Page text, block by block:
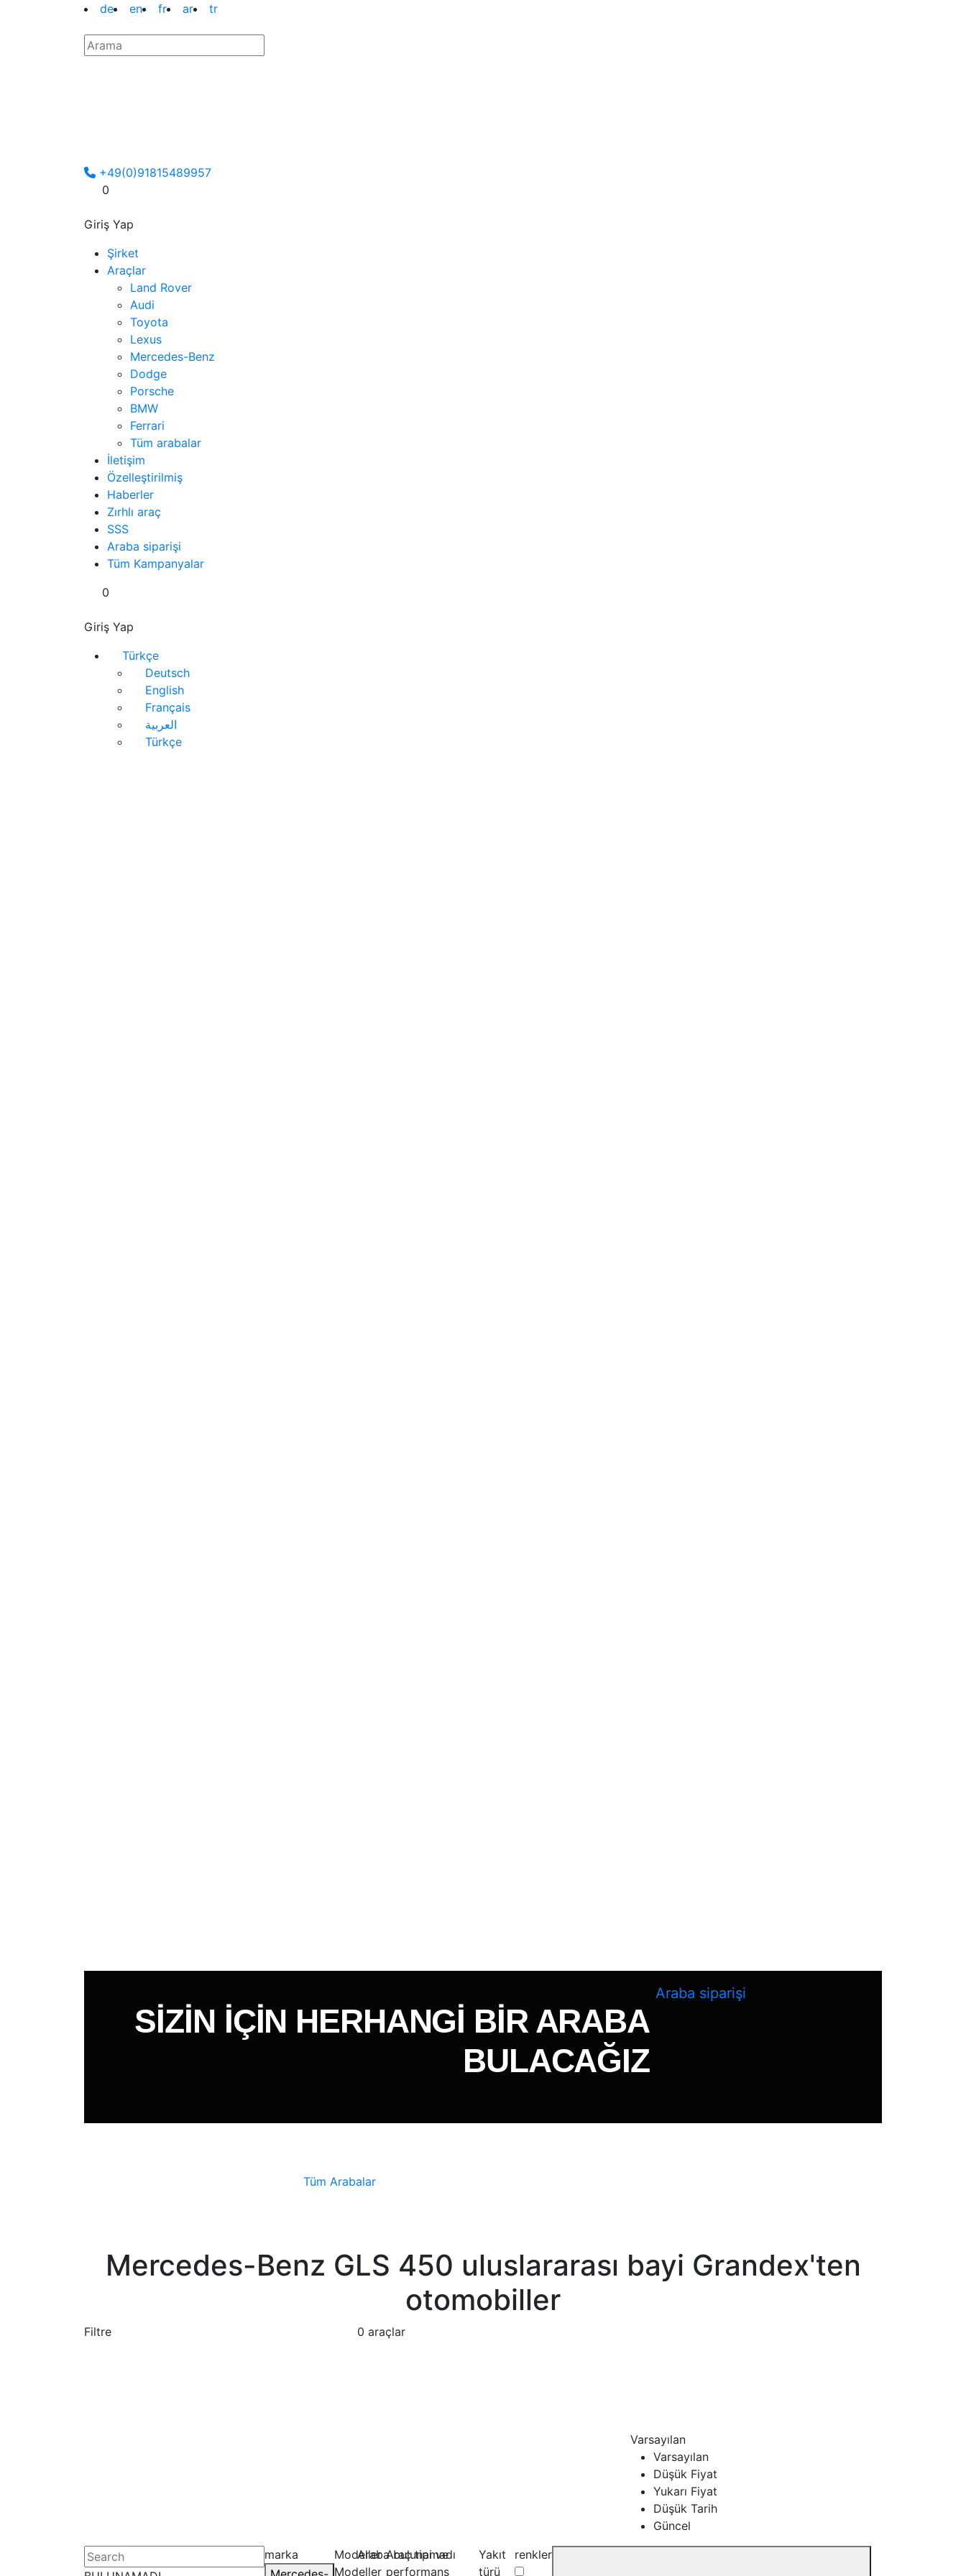
de en fr ar tr
+49(0)91815489957
0
Giriş Yap
Şirket
Araçlar
Land Rover
Audi
Toyota
Lexus
Mercedes-Benz
Dodge
Porsche
BMW
Ferrari
Tüm arabalar
İletişim
Özelleştirilmiş
Haberler
Zırhlı araç
SSS
Araba siparişi
Tüm Kampanyalar
0
Giriş Yap
Türkçe
Deutsch
English
Français
العربية
Türkçe
SIZIN IÇIN HERHANGI BIR ARABA
BULACAĞIZ
Araba siparişi
Tüm Arabalar
Mercedes-Benz GLS 450 uluslararası bayi Grandex'ten
otomobiller
Filtre 0 araçlar
Varsayılan
Varsayılan
Düşük Fiyat
Yukarı Fiyat
Düşük Tarih
Güncel
marka
Modeller
Modeller
Araç tipi ve
performans
Yakıt
türü
renkler
Araba bulunamadı